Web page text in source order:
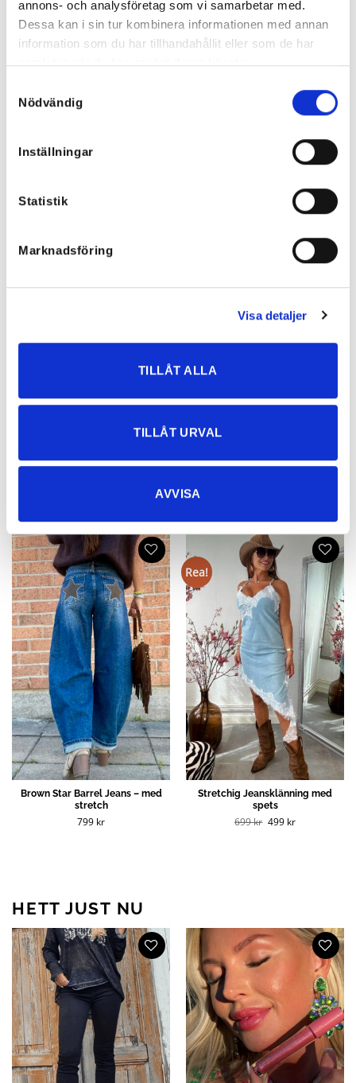
annons- och analysföretag som vi samarbetar med.
Dessa kan i sin tur kombinera informationen med annan
information som du har tillhandahållit eller som de har
samlat in när du har använt deras tjänster.
Nödvändig
Inställningar
Statistik
Marknadsföring
Visa detaljer
TILLÅT ALLA
TILLÅT URVAL
AVVISA
Boney Baggy Flare Jeans med
Malla Vita Sneakers
Brown Star Barrel Jeans – med
stretch
799 kr
Rea!
Stretchig Jeansklänning med
spets
699kr Det
ursprungliga
499 krDet
HETT JUST NU